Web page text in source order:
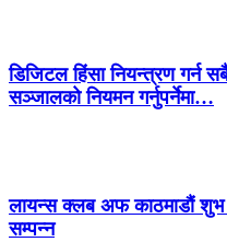
डिजिटल हिंसा नियन्त्रण गर्न
सञ्जालको नियमन गर्नुपर्नेमा…
लायन्स क्लब अफ काठमाडौं शुभ
सम्पन्न